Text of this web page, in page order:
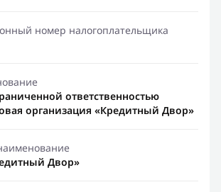
номер налогоплательщика
ответственностью
организация «Кредитный Двор»
Двор»